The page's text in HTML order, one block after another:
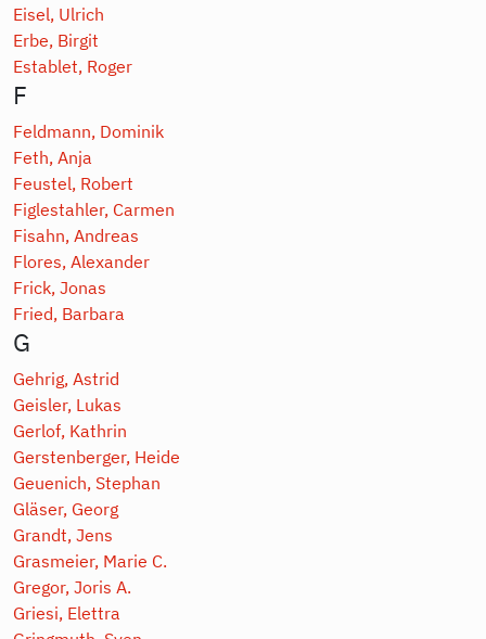
Eisel, Ulrich
Erbe, Birgit
Establet, Roger
F
Feldmann, Dominik
Feth, Anja
Feustel, Robert
Figlestahler, Carmen
Fisahn, Andreas
Flores, Alexander
Frick, Jonas
Fried, Barbara
G
Gehrig, Astrid
Geisler, Lukas
Gerlof, Kathrin
Gerstenberger, Heide
Geuenich, Stephan
Gläser, Georg
Grandt, Jens
Grasmeier, Marie C.
Gregor, Joris A.
Griesi, Elettra